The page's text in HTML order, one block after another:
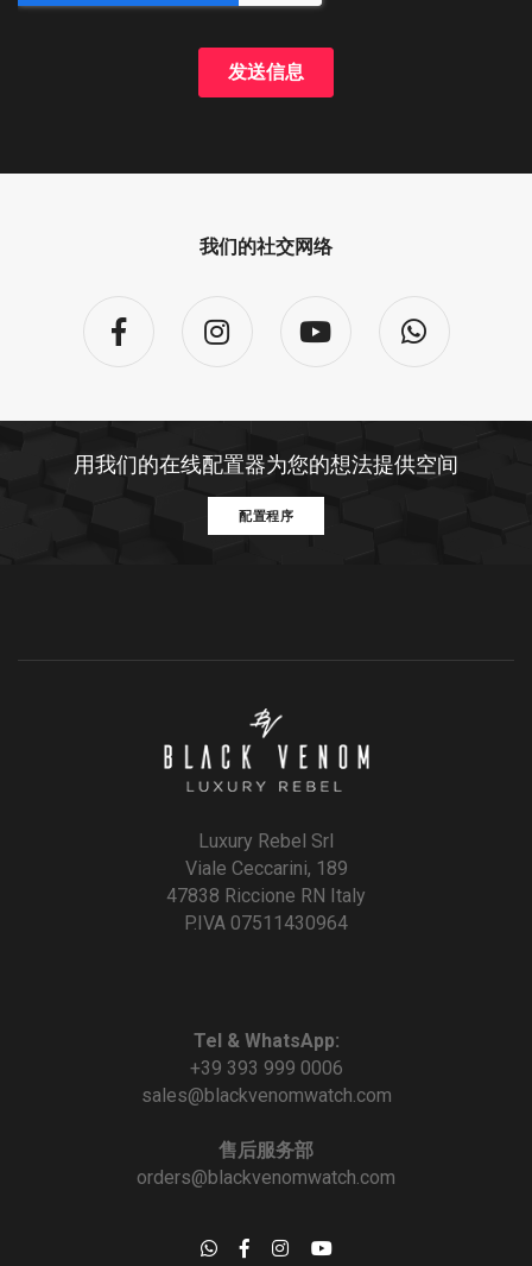
我们的社交网络
用我们的在线配置器为您的想法提供空间
配置程序
Luxury Rebel Srl
Viale Ceccarini, 189
47838 Riccione RN Italy
P.IVA 07511430964
Tel & WhatsApp:
+39 393 999 0006
sales@blackvenomwatch.com
售后服务部
orders@blackvenomwatch.com